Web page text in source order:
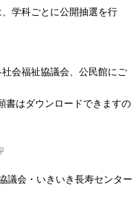
学科ごとに公開抽選を行
会福祉協議会、公民館にご
書はダウンロードできますの
議会・いきいき長寿センター